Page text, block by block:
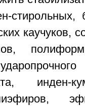
стирольных,
каучуков,
инден-